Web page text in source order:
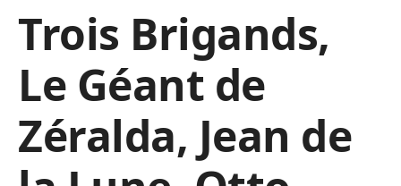
Trois Brigands,
Le Géant de
Zéralda, Jean de